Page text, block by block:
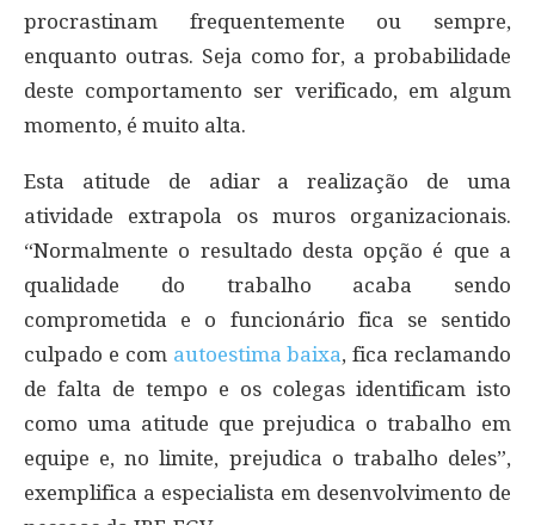
procrastinam frequentemente ou sempre,
enquanto outras. Seja como for, a probabilidade
deste comportamento ser verificado, em algum
momento, é muito alta.
Esta atitude de adiar a realização de uma
atividade extrapola os muros organizacionais.
“Normalmente o resultado desta opção é que a
qualidade do trabalho acaba sendo
comprometida e o funcionário fica se sentido
culpado e com autoestima baixa, fica reclamando
de falta de tempo e os colegas identificam isto
como uma atitude que prejudica o trabalho em
equipe e, no limite, prejudica o trabalho deles”,
exemplifica a especialista em desenvolvimento de